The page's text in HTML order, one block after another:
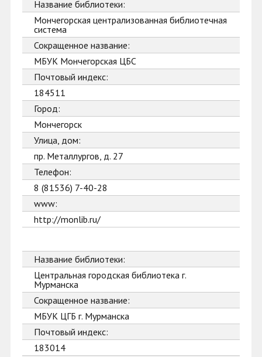
Название библиотеки:
Мончегорская централизованная библиотечная
система
Сокращенное название:
МБУК Мончегорская ЦБС
Почтовый индекс:
184511
Город:
Мончегорск
Улица, дом:
пр. Металлургов, д. 27
Телефон:
8 (81536) 7-40-28
www:
http://monlib.ru/
Название библиотеки:
Центральная городская библиотека г.
Мурманска
Сокращенное название:
МБУК ЦГБ г. Мурманска
Почтовый индекс:
183014